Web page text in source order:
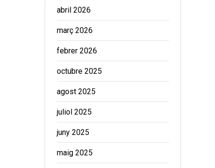
abril 2026
març 2026
febrer 2026
octubre 2025
agost 2025
juliol 2025
juny 2025
maig 2025